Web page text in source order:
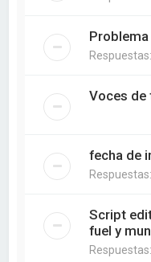
Respuestas:
Voces de
fecha de
Respuestas:
Script
fuel y